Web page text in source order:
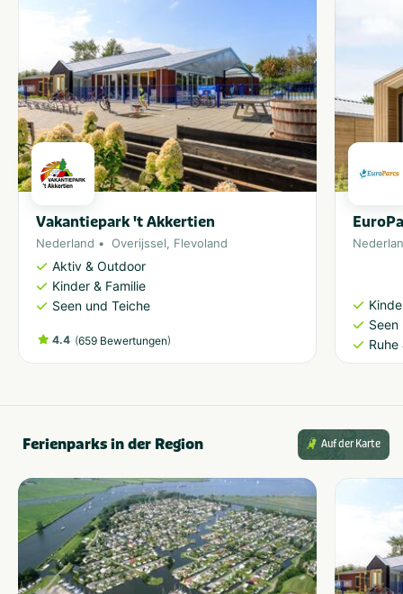
Vakantiepark 't Akkertien
Nederland Overijssel, Flevoland
Aktiv & Outdoor
Kinder & Familie
Seen und Teiche
4.4 (659 Bewertungen)
Seen
Ferienparks in der Region Auf der Karte